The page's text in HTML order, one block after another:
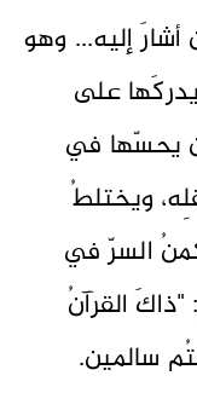
إليه... وهو
على
يحسّها في
ويختلطُ
السرّ في
القرآنُ
سالمين.